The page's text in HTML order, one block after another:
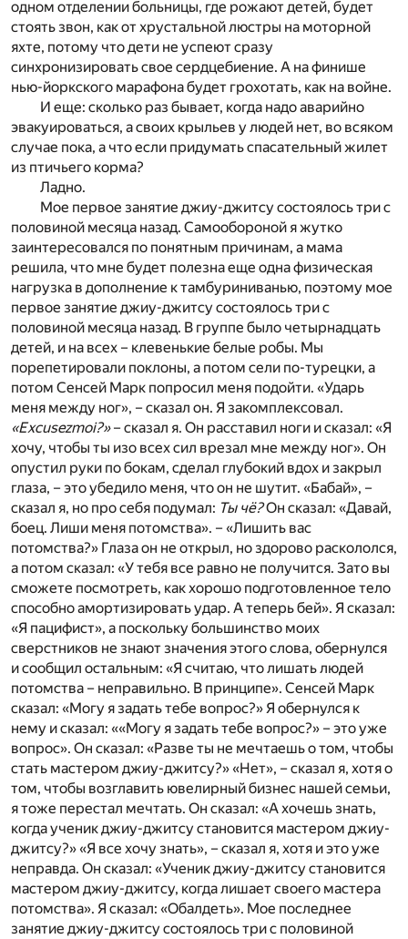
одном отделении больницы, где рожают детей, будет
стоять звон, как от хрустальной люстры на моторной
яхте, потому что дети не успеют сразу
синхронизировать свое сердцебиение. А на финише
нью-йоркского марафона будет грохотать, как на войне.
И еще: сколько раз бывает, когда надо аварийно
эвакуироваться, а своих крыльев у людей нет, во всяком
случае пока, а что если придумать спасательный жилет
из птичьего корма?
Ладно.
Мое первое занятие джиу-джитсу состоялось три с
половиной месяца назад. Самообороной я жутко
заинтересовался по понятным причинам, а мама
решила, что мне будет полезна еще одна физическая
нагрузка в дополнение к тамбуриниванью, поэтому мое
первое занятие джиу-джитсу состоялось три с
половиной месяца назад. В группе было четырнадцать
детей, и на всех – клевенькие белые робы. Мы
порепетировали поклоны, а потом сели по-турецки, а
потом Сенсей Марк попросил меня подойти. «Ударь
меня между ног», – сказал он. Я закомплексовал.
«Excusezmoi?»– сказал я. Он расставил ноги и сказал: «Я
хочу, чтобы ты изо всех сил врезал мне между ног». Он
опустил руки по бокам, сделал глубокий вдох и закрыл
глаза, – это убедило меня, что он не шутит. «Бабай», –
сказал я, но про себя подумал: Ты чё?Он сказал: «Давай,
боец. Лиши меня потомства». – «Лишить вас
потомства?» Глаза он не открыл, но здорово раскололся,
а потом сказал: «У тебя все равно не получится. Зато вы
сможете посмотреть, как хорошо подготовленное тело
способно амортизировать удар. А теперь бей». Я сказал:
«Я пацифист», а поскольку большинство моих
сверстников не знают значения этого слова, обернулся
и сообщил остальным: «Я считаю, что лишать людей
потомства – неправильно. В принципе». Сенсей Марк
сказал: «Могу я задать тебе вопрос?» Я обернулся к
нему и сказал: ««Могу я задать тебе вопрос?» – это уже
вопрос». Он сказал: «Разве ты не мечтаешь о том, чтобы
стать мастером джиу-джитсу?» «Нет», – сказал я, хотя о
том, чтобы возглавить ювелирный бизнес нашей семьи,
я тоже перестал мечтать. Он сказал: «А хочешь знать,
когда ученик джиу-джитсу становится мастером джиу-
джитсу?» «Я все хочу знать», – сказал я, хотя и это уже
неправда. Он сказал: «Ученик джиу-джитсу становится
мастером джиу-джитсу, когда лишает своего мастера
потомства». Я сказал: «Обалдеть». Мое последнее
занятие джиу-джитсу состоялось три с половиной